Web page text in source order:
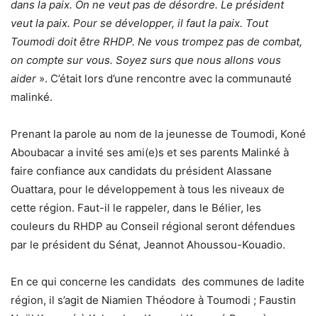
dans la paix. On ne veut pas de désordre. Le président
veut la paix. Pour se développer, il faut la paix. Tout
Toumodi doit être RHDP. Ne vous trompez pas de combat,
on compte sur vous. Soyez surs que nous allons vous
aider ». C’était lors d’une rencontre avec la communauté
malinké.
Prenant la parole au nom de la jeunesse de Toumodi, Koné
Aboubacar a invité ses ami(e)s et ses parents Malinké à
faire confiance aux candidats du président Alassane
Ouattara, pour le développement à tous les niveaux de
cette région. Faut-il le rappeler, dans le Bélier, les
couleurs du RHDP au Conseil régional seront défendues
par le président du Sénat, Jeannot Ahoussou-Kouadio.
En ce qui concerne les candidats des communes de ladite
région, il s’agit de Niamien Théodore à Toumodi ; Faustin